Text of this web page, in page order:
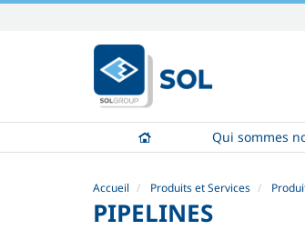
contenu.
|
Aller
Qui sommes
Accueil Produits et Services
PIPELINES